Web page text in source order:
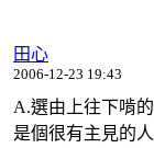
田心
2006-12-23 19:43
A.選由上往下啃
是個很有主見的